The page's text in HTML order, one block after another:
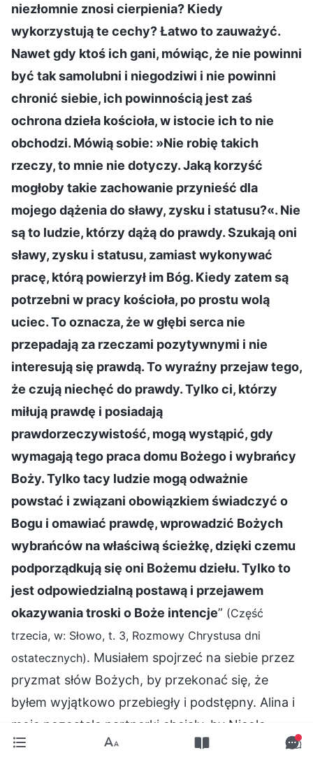
niezłomnie znosi cierpienia? Kiedy
wykorzystują te cechy? Łatwo to zauważyć.
Nawet gdy ktoś ich gani, mówiąc, że nie powinni
być tak samolubni i niegodziwi i nie powinni
chronić siebie, ich powinnością jest zaś
ochrona dzieła kościoła, w istocie ich to nie
obchodzi. Mówią sobie: »Nie robię takich
rzeczy, to mnie nie dotyczy. Jaką korzyść
mogłoby takie zachowanie przynieść dla
mojego dążenia do sławy, zysku i statusu?«. Nie
są to ludzie, którzy dążą do prawdy. Szukają oni
sławy, zysku i statusu, zamiast wykonywać
pracę, którą powierzył im Bóg. Kiedy zatem są
potrzebni w pracy kościoła, po prostu wolą
uciec. To oznacza, że w głębi serca nie
przepadają za rzeczami pozytywnymi i nie
interesują się prawdą. To wyraźny przejaw tego,
że czują niechęć do prawdy. Tylko ci, którzy
miłują prawdę i posiadają
prawdorzeczywistość, mogą wystąpić, gdy
wymagają tego praca domu Bożego i wybrańcy
Boży. Tylko tacy ludzie mogą odważnie
powstać i związani obowiązkiem świadczyć o
Bogu i omawiać prawdę, wprowadzić Bożych
wybrańców na właściwą ścieżkę, dzięki czemu
podporządkują się oni Bożemu dziełu. Tylko to
jest odpowiedzialną postawą i przejawem
okazywania troski o Boże intencje” (Część
trzecia, w: Słowo, t. 3, Rozmowy Chrystusa dni
ostatecznych). Musiałem spojrzeć na siebie przez
pryzmat słów Bożych, by przekonać się, że
byłem wyjątkowo przebiegły i podstępny. Alina i
moje pozostałe partnerki chciały, by Nicole
została uznana za antychrysta. Ewidentnie się z